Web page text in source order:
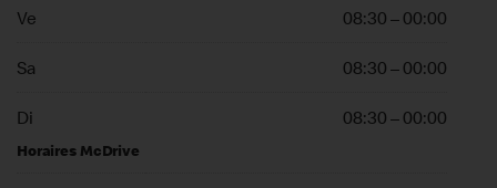
Ve 08:30 – 00:00
Sa 08:30 – 00:00
Di 08:30 – 00:00
Horaires McDrive